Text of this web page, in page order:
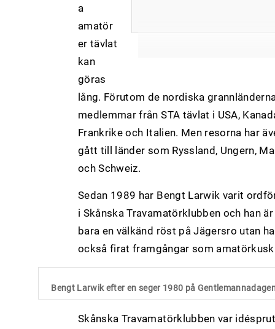
a
amatör
er tävlat
kan
göras
lång. Förutom de nordiska
medlemmar från STA tävlat i USA,
Frankrike och Italien. Men resorna har
gått till länder som Ryssland, Ungern,
och Schweiz.
Sedan 1989 har Bengt Larwik varit
i Skånska Travamatörklubben och han
bara en välkänd röst på Jägersro utan
också firat framgångar som
Bengt Larwik efter en seger 1980 på
Skånska Travamatörklubben var